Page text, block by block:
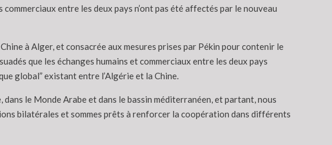
entre les deux pays n’ont pas été affectés par le nouveau
à Alger, et consacrée aux mesures prises par Pékin pour contenir le
que les échanges humains et commerciaux entre les deux pays
global” existant entre l’Algérie et la Chine.
le Monde Arabe et dans le bassin méditerranéen, et partant, nous
bilatérales et sommes prêts à renforcer la coopération dans différents